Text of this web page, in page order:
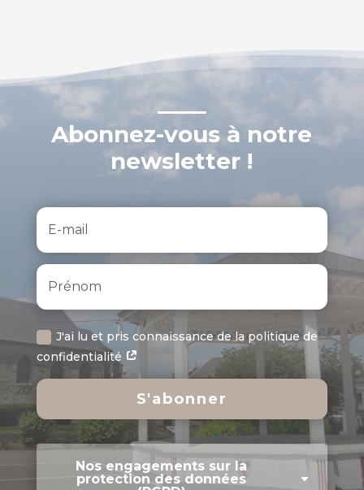
Abonnez-vous à notre
newsletter !
J'ai lu et pris connaissance de la politique de
confidentialité
S'abonner
Nos engagements sur la
protection des données